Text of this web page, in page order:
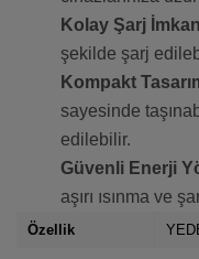
Kolay Şarj
şekilde şarj
Kompakt
sayesinde
edilebilir.
Güvenli Enerji
aşırı ısınma ve
Özellik